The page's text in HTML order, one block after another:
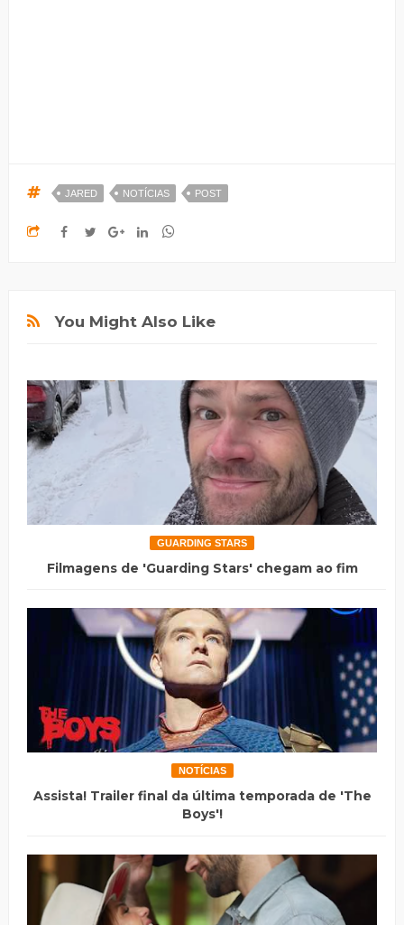
JARED NOTÍCIAS POST
You Might Also Like
GUARDING STARS
Filmagens de 'Guarding Stars' chegam ao fim
NOTÍCIAS
Assista! Trailer final da última temporada de 'The
Boys'!